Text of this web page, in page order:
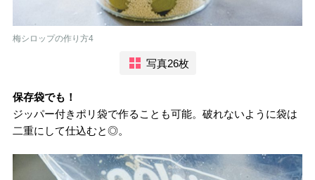
梅シロップの作り方4
写真26枚
保存袋でも！
ジッパー付きポリ袋で作ることも可能。破れないように袋は
二重にして仕込むと◎。